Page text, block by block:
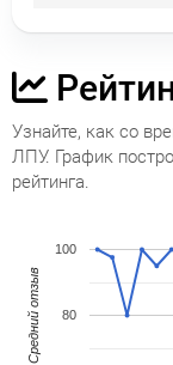
Узнайте, как со
ЛПУ. График
рейтинга.
80
100
Средний отзыв